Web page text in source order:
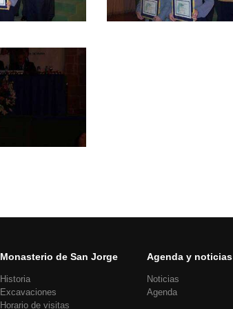
Monasterio de San Jorge
Historia
Excavaciones
Horario de visitas
Agenda y noticias
Noticias
Agenda